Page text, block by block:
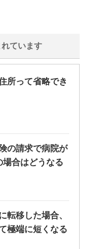
ています
所って省略でき
の請求で病院が
場合はどうなる
転移した場合、
極端に短くなる